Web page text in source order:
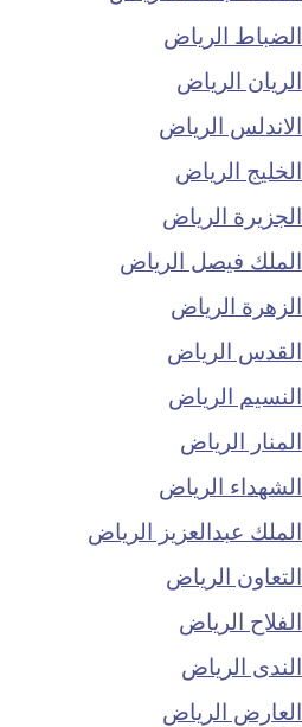
الرياض
الرياض
الرياض
الرياض
الرياض
فيصل الرياض
الرياض
الرياض
الرياض
الرياض
الرياض
عبدالعزيز الرياض
الرياض
الرياض
الرياض
الرياض